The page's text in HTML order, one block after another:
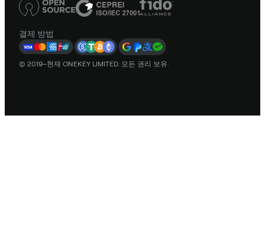
결제 방법
© 2019–현재 ONEKEY LIMITED. 모든 권리 보유.